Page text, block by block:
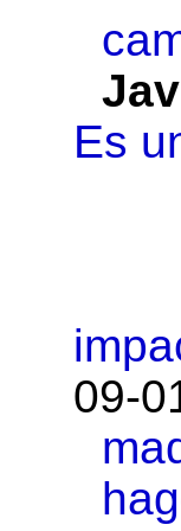
Es
09-